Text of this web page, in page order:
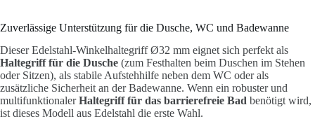
Zuverlässige Unterstützung für die Dusche, WC und Badewanne
Dieser Edelstahl-Winkelhaltegriff Ø32 mm eignet sich perfekt als
Haltegriff für die Dusche (zum Festhalten beim Duschen im Stehen
oder Sitzen), als stabile Aufstehhilfe neben dem WC oder als
zusätzliche Sicherheit an der Badewanne. Wenn ein robuster und
multifunktionalerHaltegriff für das barrierefreie Bad benötigt wird,
ist dieses Modell aus Edelstahl die erste Wahl.